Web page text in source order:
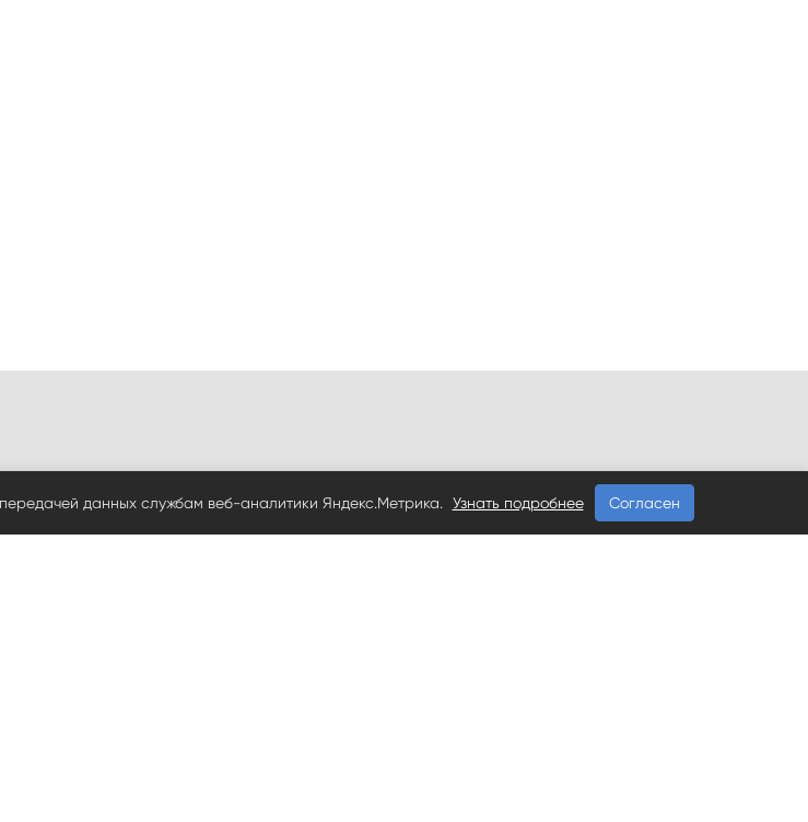
ул. Ипподромная, 29
данных службам веб-аналитики Яндекс.Метрика. Узнать подробнее Согласен